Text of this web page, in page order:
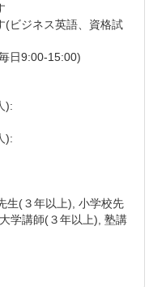
(ビジネス英語、資格試
日9:00-15:00)
):
):
生(３年以上), 小学校先
学講師(３年以上), 塾講